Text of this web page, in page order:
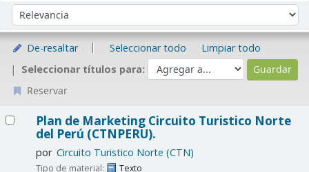
Ordenar por:
De-resaltar Seleccionar todo
Limpiar todo
Seleccionar títulos para:
Reservar
Plan de Marketing Circuito Turistico Norte
del Perú (CTNPERU).
por Circuito Turistico Norte (CTN)
Tipo de material:
Texto